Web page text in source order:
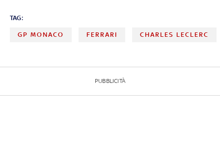
TAG:
GP MONACO FERRARI CHARLES LECLERC
PUBBLICITÀ